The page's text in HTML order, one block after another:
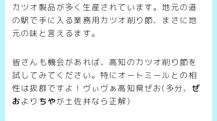
カツオ製品が多く生産されています。地元の道
の駅で手に入る業務用カツオ削り節、まさに地
元の味と言えるます。
皆さんも機会があれば、高知のカツオ削り節を
試してみてください。特にオートミールとの相
性は抜群ですよ！ヴぃヴぁ高知県ぜお(多分、 ぜ
おより ちやが土佐弁なら正解)